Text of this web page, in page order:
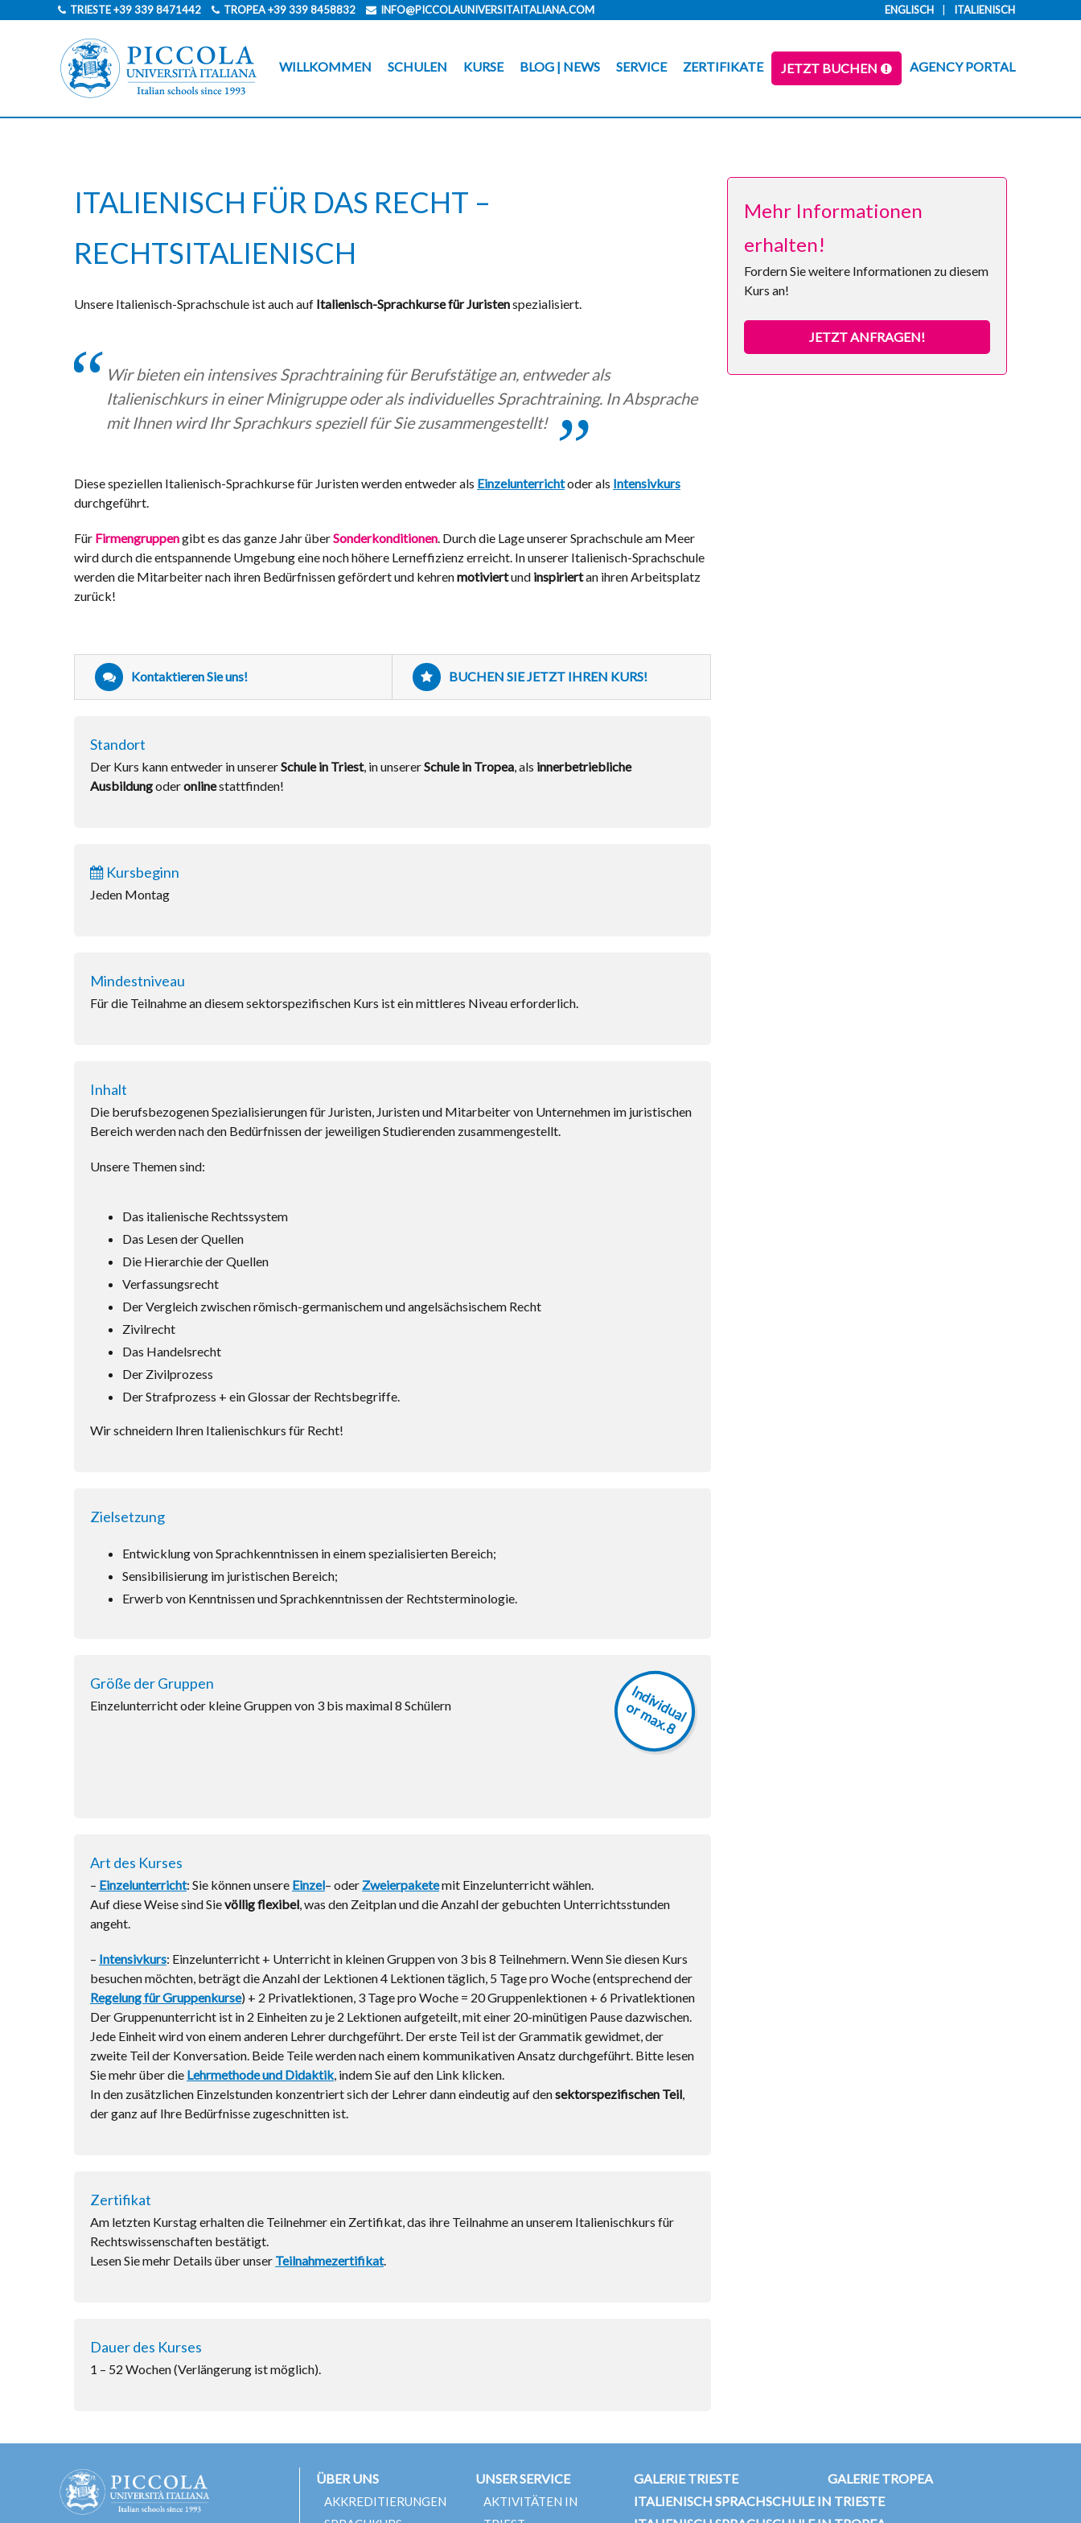
TRIESTE+39 339 8471442 TROPEA+39 339 8458832 INFO@PICCOLAUNIVERSITAITALIANA.COM ENGLISCH ITALIENISCH
WILLKOMMEN SCHULEN KURSE BLOG | NEWS SERVICE ZERTIFIKATE JETZT BUCHEN AGENCY PORTAL
ITALIENISCH FÜR DAS RECHT –
RECHTSITALIENISCH
Unsere Italienisch-Sprachschule ist auch auf Italienisch-Sprachkurse für Juristenspezialisiert.
Wir bieten ein intensives Sprachtraining für Berufstätige an, entweder als
Italienischkurs in einer Minigruppe oder als individuelles Sprachtraining. In Absprache
mit Ihnen wird Ihr Sprachkurs speziell für Sie zusammengestellt!
Diese speziellen Italienisch-Sprachkurse für Juristen werden entweder als Einzelunterrichtoder als Intensivkurs
durchgeführt.
Für Firmengruppengibt es das ganze Jahr überSonderkonditionen. Durch die Lage unserer Sprachschule am Meer
wird durch die entspannende Umgebung eine noch höhere Lerneffizienz erreicht. In unserer Italienisch-Sprachschule
werden die Mitarbeiter nach ihren Bedürfnissen gefördert und kehrenmotiviertund inspiriertan ihren Arbeitsplatz
zurück!
Kontaktieren Sie uns! BUCHEN SIE JETZT IHREN KURS!
Standort
Der Kurs kann entweder in unsererSchule in Triest, in unsererSchule in Tropea, als innerbetriebliche
Ausbildungoderonlinestattfinden!
Kursbeginn
Jeden Montag
Mindestniveau
Für die Teilnahme an diesem sektorspezifischen Kurs ist ein mittleres Niveau erforderlich.
Inhalt
Die berufsbezogenen Spezialisierungen für Juristen, Juristen und Mitarbeiter von Unternehmen im juristischen
Bereich werden nach den Bedürfnissen der jeweiligen Studierenden zusammengestellt.
Unsere Themen sind:
Das italienische Rechtssystem
Das Lesen der Quellen
Die Hierarchie der Quellen
Verfassungsrecht
Der Vergleich zwischen römisch-germanischem und angelsächsischem Recht
Zivilrecht
Das Handelsrecht
Der Zivilprozess
Der Strafprozess + ein Glossar der Rechtsbegriffe.
Wir schneidern Ihren Italienischkurs für Recht!
Zielsetzung
Entwicklung von Sprachkenntnissen in einem spezialisierten Bereich;
Sensibilisierung im juristischen Bereich;
Erwerb von Kenntnissen und Sprachkenntnissen der Rechtsterminologie.
Größe der Gruppen
Einzelunterricht oder kleine Gruppen von 3 bis maximal 8 Schülern I
n
d
iv
id
u
a
l
o
r
m
a
x
.8
Art des Kurses
– Einzelunterricht: Sie können unsere Einzel– oderZweierpaketemit Einzelunterricht wählen.
Auf diese Weise sind Sievöllig flexibel, was den Zeitplan und die Anzahl der gebuchten Unterrichtsstunden
angeht.
– Intensivkurs: Einzelunterricht + Unterricht in kleinen Gruppen von 3 bis 8 Teilnehmern. Wenn Sie diesen Kurs
besuchen möchten, beträgt die Anzahl der Lektionen 4 Lektionen täglich, 5 Tage pro Woche (entsprechend der
Regelung für Gruppenkurse) + 2 Privatlektionen, 3 Tage pro Woche = 20 Gruppenlektionen + 6 Privatlektionen
Der Gruppenunterricht ist in 2 Einheiten zu je 2 Lektionen aufgeteilt, mit einer 20-minütigen Pause dazwischen.
Jede Einheit wird von einem anderen Lehrer durchgeführt. Der erste Teil ist der Grammatik gewidmet, der
zweite Teil der Konversation. Beide Teile werden nach einem kommunikativen Ansatz durchgeführt. Bitte lesen
Sie mehr über die Lehrmethode und Didaktik, indem Sie auf den Link klicken.
In den zusätzlichen Einzelstunden konzentriert sich der Lehrer dann eindeutig auf densektorspezifischen Teil,
der ganz auf Ihre Bedürfnisse zugeschnitten ist.
Zertifikat
Am letzten Kurstag erhalten die Teilnehmer ein Zertifikat, das ihre Teilnahme an unserem Italienischkurs für
Rechtswissenschaften bestätigt.
Lesen Sie mehr Details über unser Teilnahmezertifikat.
Dauer des Kurses
1 – 52 Wochen (Verlängerung ist möglich).
Mehr Informationen
erhalten!
Fordern Sie weitere Informationen zu diesem
Kurs an!
JETZT ANFRAGEN!
ÜBER UNS
AKKREDITIERUNGEN
UNSER SERVICE
AKTIVITÄTEN IN
GALERIE TRIESTE
GALERIE TROPEA
ITALIENISCH SPRACHSCHULE IN TRIESTE